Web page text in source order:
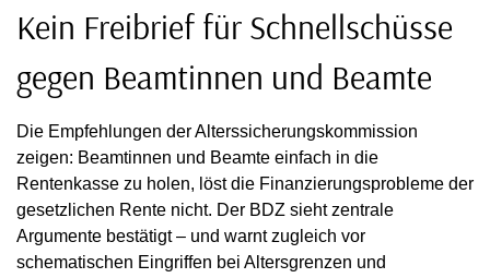
Kein Freibrief für Schnellschüsse
gegen Beamtinnen und Beamte
Die Empfehlungen der Alterssicherungskommission
zeigen: Beamtinnen und Beamte einfach in die
Rentenkasse zu holen, löst die Finanzierungsprobleme der
gesetzlichen Rente nicht. Der BDZ sieht zentrale
Argumente bestätigt – und warnt zugleich vor
schematischen Eingriffen bei Altersgrenzen und